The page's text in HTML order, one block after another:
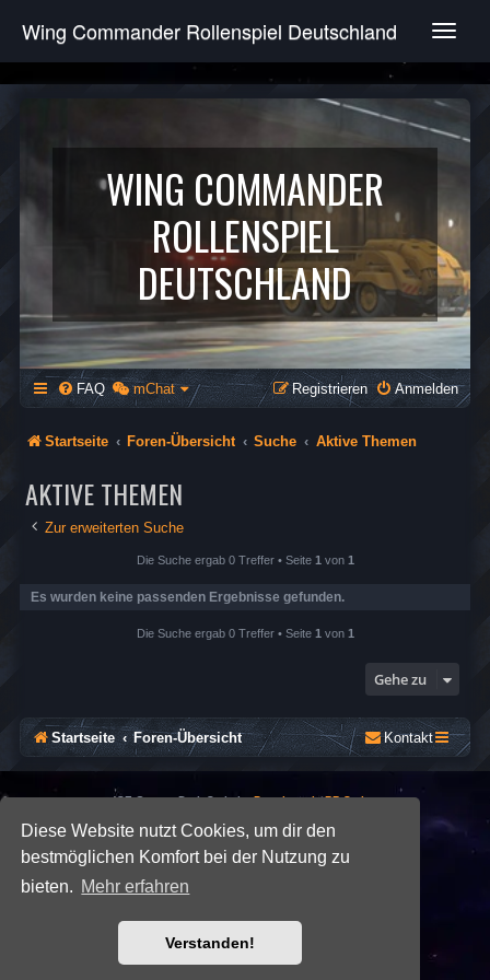
Diese Website nutzt Cookies, um dir den
bestmöglichen Komfort bei der Nutzung zu
bieten. Mehr erfahren
Verstanden!
T
g
e
v
g
a
t
i
o
n
Wing Commander Rollenspiel Deutschland
WING COMMANDER
ROLLENSPIEL
DEUTSCHLAND
FAQ mChat Anmelden
Registrieren
Startseite Foren-Übersicht Suche Aktive Themen
AKTIVE THEMEN
Zur erweiterten Suche
Die Suche ergab 0 Treffer • Seite 1 von 1
Es wurden keine passenden Ergebnisse gefunden.
Die Suche ergab 0 Treffer • Seite 1 von 1
Gehe zu
Startseite Foren-Übersicht Kontakt
*SE Gamer: Dark Style byPremium phpBB Styles
Powered byphpBB ® Forum Software © phpBB Limited
Datenschutz